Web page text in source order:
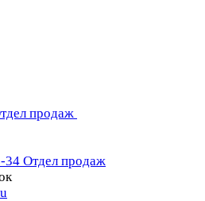
продаж
34 Отдел продаж